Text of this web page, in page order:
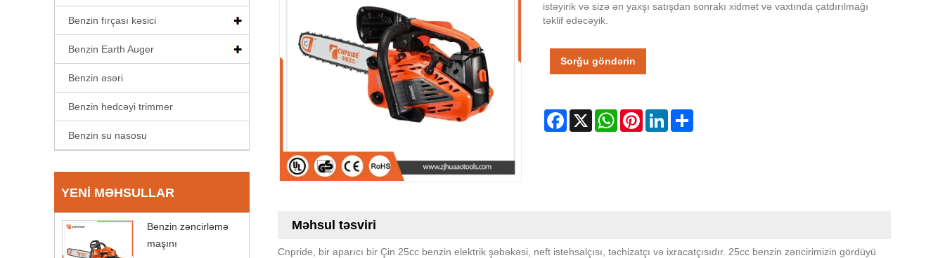
Benzin fırçası kəsici
Benzin Earth Auger
Benzin əsəri
Benzin hedcəyi trimmer
Benzin su nasosu
YENI MƏHSULLAR
Benzin zəncirləmə
maşını
istəyirik və sizə ən yaxşı satışdan sonrakı xidmət və vaxtında çatdırılmağı
təklif edəcəyik.
Sorğu göndərin
Facebook
X WhatsAppPinterestLinkedInShare
Məhsul təsviri
Cnpride, bir aparıcı bir Çin 25cc benzin elektrik şəbəkəsi, neft istehsalçısı, təchizatçı və ixracatçısıdır. 25cc benzin zəncirimizin gördüyü